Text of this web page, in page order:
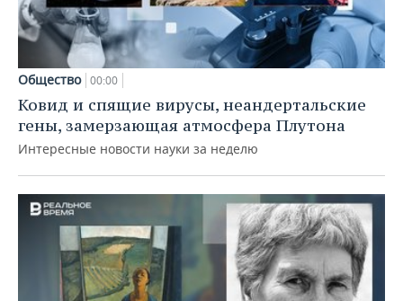
Общество 00:00
Ковид и спящие вирусы, неандертальские
гены, замерзающая атмосфера Плутона
Интересные новости науки за неделю